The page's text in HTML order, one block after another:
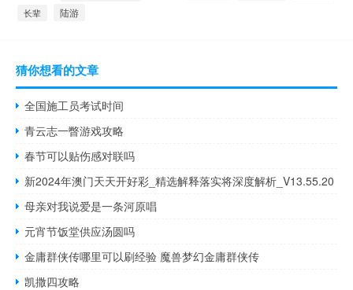
长辈 陆游
猜你想看的文章
全国施工员考试时间
青云志一瞥游戏攻略
春节可以贴伤感对联吗
新2024年澳门天天开好彩_精选解释落实将深度解析_V13.55.20
母亲对我说爱是一条河原唱
元宵节饭堂供应汤圆吗
金庸群侠传哪里可以刷经验 魔兽梦幻金庸群侠传
凯撒四攻略